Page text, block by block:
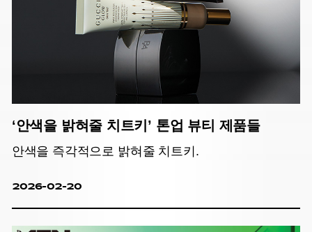
‘안색을 밝혀줄 치트키’ 톤업 뷰티 제품들
안색을 즉각적으로 밝혀줄 치트키.
2026-02-20